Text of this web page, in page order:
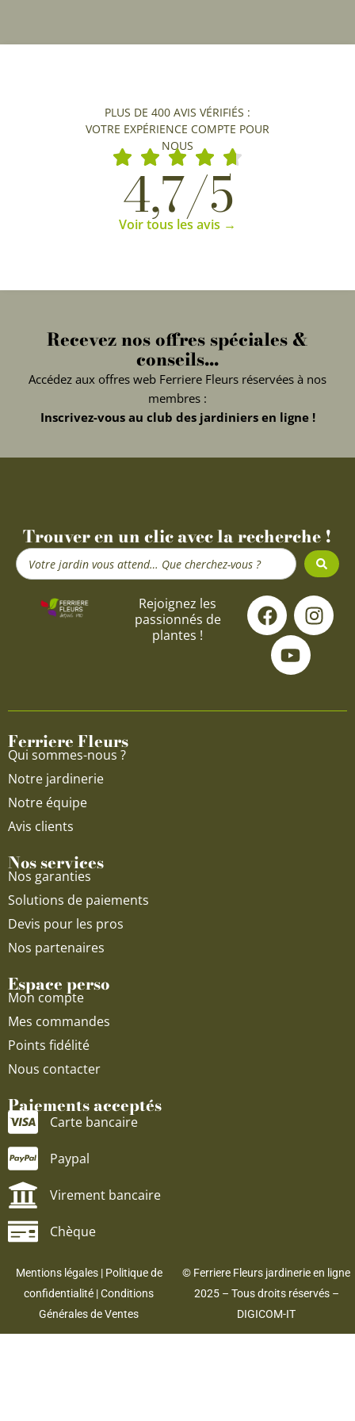
PLUS DE 400 AVIS VÉRIFIÉS :
VOTRE EXPÉRIENCE COMPTE POUR
NOUS
4,7/5
Voir tous les avis →
Recevez nos offres spéciales &
conseils...
Accédez aux offres web Ferriere Fleurs réservées à nos
membres :
Inscrivez-vous au club des jardiniers en ligne !
Trouver en un clic avec la recherche !
Search
...
Rejoignez les
passionnés de
plantes !
F
a
c
e
o
I
n
s
g
Y
o
u
t
u
b
Ferriere Fleurs
Qui sommes-nous ?
Notre jardinerie
Notre équipe
Avis clients
Nos services
Nos garanties
Solutions de paiements
Devis pour les pros
Nos partenaires
Espace perso
Mon compte
Mes commandes
Points fidélité
Nous contacter
Paiements acceptés
Carte bancaire
Paypal
Virement bancaire
Chèque
Mentions légales| Politique de
confidentialité |Conditions
Générales de Ventes
© Ferriere Fleurs jardinerie en ligne
2025 – Tous droits réservés –
DIGICOM-IT